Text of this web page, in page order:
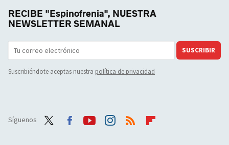
RECIBE "Espinofrenia", NUESTRA
NEWSLETTER SEMANAL
SUSCRIBIR
Suscribiéndote aceptas nuestra política de privacidad
Síguenos